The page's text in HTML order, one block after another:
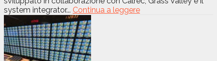
system integrator... Continua a leggere